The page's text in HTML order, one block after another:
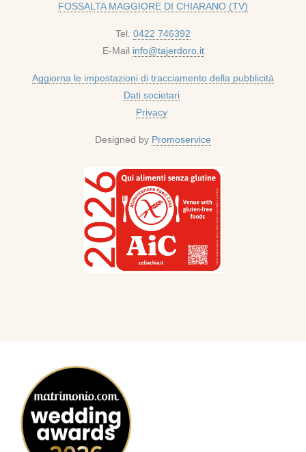
FOSSALTA MAGGIORE DI CHIARANO (TV)
Tel. 0422 746392
E-Mail info@tajerdoro.it
Aggiorna le impostazioni di tracciamento della pubblicità
Dati societari
Privacy
Designed by Promoservice